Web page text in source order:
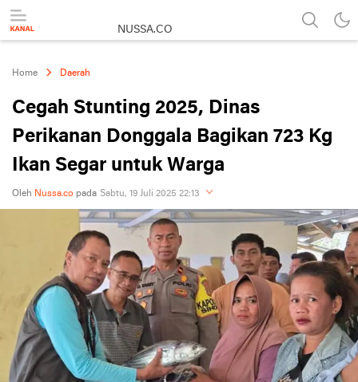
NUSSA.CO
Home Daerah
Cegah Stunting 2025, Dinas
Perikanan Donggala Bagikan 723 Kg
Ikan Segar untuk Warga
Oleh Nussa.co pada Sabtu, 19 Juli 2025 22:13